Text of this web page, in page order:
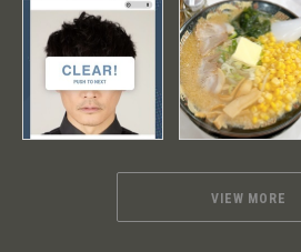
VIEW MORE